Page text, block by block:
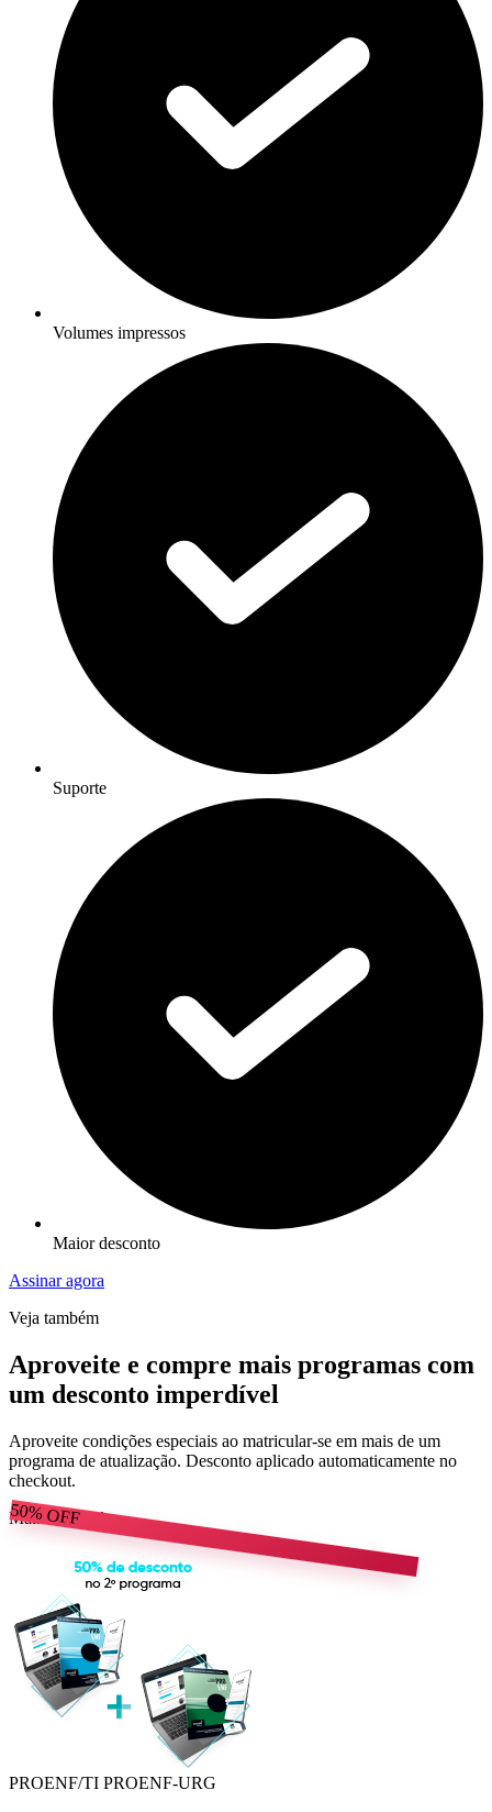
Volumes impressos
Suporte
Maior desconto
Assinar agora
Veja também
Aproveite e compre mais programas com
um desconto imperdível
Aproveite condições especiais ao matricular-se em mais de um
programa de atualização. Desconto aplicado automaticamente no
checkout.
Mais escolhido
50%OFF
PROENF/TI PROENF-URG